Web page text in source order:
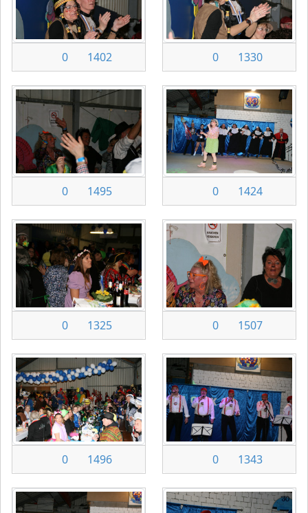
0 1402 0 1330
0 1495 0 1424
0 1325 0 1507
0 1496 0 1343